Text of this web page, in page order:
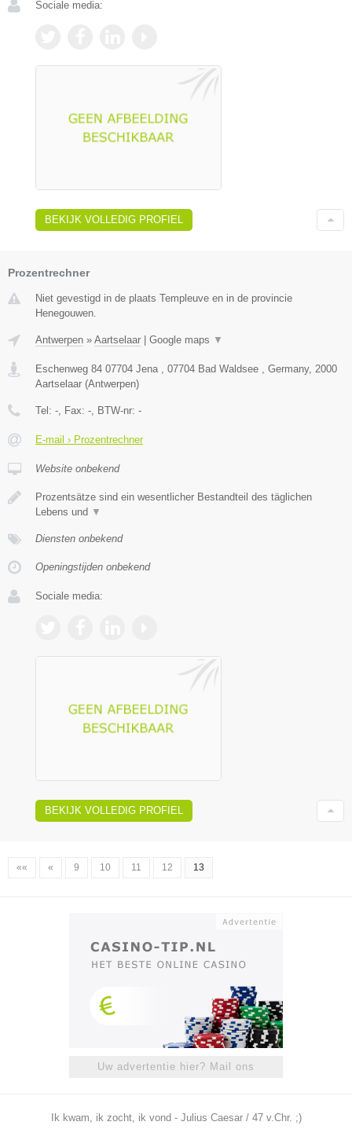
Sociale media:
BEKIJK VOLLEDIG PROFIEL
Prozentrechner
Niet gevestigd in de plaats Templeuve en in de provincie
Henegouwen.
Antwerpen » Aartselaar Google maps ▼
Eschenweg 84 07704 Jena , 07704 Bad Waldsee , Germany, 2000
Aartselaar (Antwerpen)
Tel: - , Fax: - , BTW-nr: -
E-mail › Prozentrechner
Website onbekend
Prozentsätze sind ein wesentlicher Bestandteil des täglichen
Lebens und ▼
Diensten onbekend
Openingstijden onbekend
Sociale media:
BEKIJK VOLLEDIG PROFIEL
«« « 9 10 11 12 13
Uw advertentie hier? Mail ons
Ik kwam, ik zocht, ik vond - Julius Caesar / 47 v.Chr. ;)